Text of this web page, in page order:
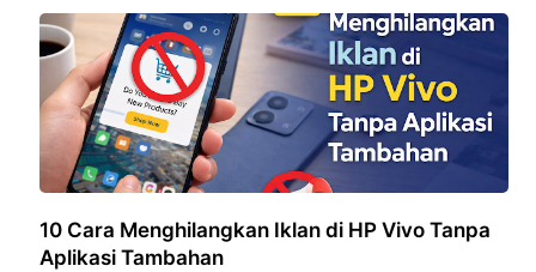
10 Cara Menghilangkan Iklan di HP Vivo Tanpa
Aplikasi Tambahan